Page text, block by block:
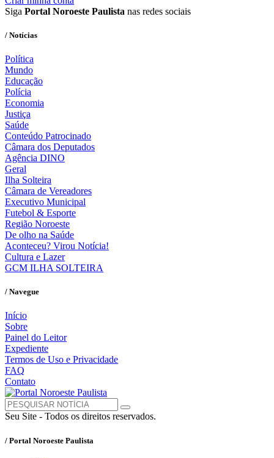
Siga Portal Noroeste Paulista nas redes sociais
/ Notícias
Política
Mundo
Educação
Polícia
Economia
Justiça
Saúde
Conteúdo Patrocinado
Câmara dos Deputados
Agência DINO
Geral
Ilha Solteira
Câmara de Vereadores
Executivo Municipal
Futebol & Esporte
Região Noroeste
De olho na Saúde
Aconteceu? Virou Notícia!
Cultura e Lazer
GCM ILHA SOLTEIRA
/ Navegue
Início
Sobre
Painel do Leitor
Expediente
Termos de Uso e Privacidade
FAQ
Contato
Seu Site - Todos os direitos reservados.
/ Portal Noroeste Paulista